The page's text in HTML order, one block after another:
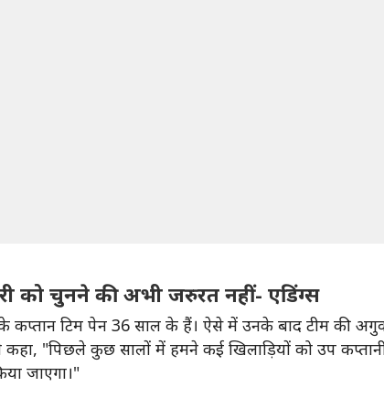
को चुनने की अभी जरुरत नहीं- एडिंग्स
कप्तान टिम पेन 36 साल के हैं। ऐसे में उनके बाद टीम की
कहा, "पिछले कुछ सालों में हमने कई खिलाड़ियों को उप
जाएगा।"